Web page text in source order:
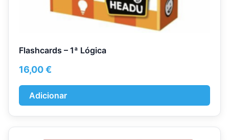
Flashcards – 1ª Lógica
16,00€
Adicionar